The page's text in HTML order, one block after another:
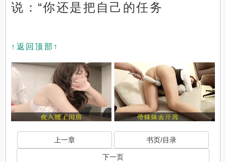
说：“你还是把自己的任务
↑返回顶部↑
上一章 书页/目录
下一页